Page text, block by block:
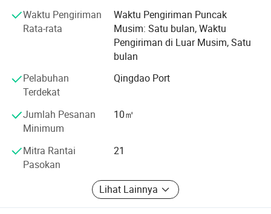
Prinsip integritas, kerja sama tim, dan inovasi diukir di
setiap elemen bisnis kita.
Waktu Pengiriman
Rata-rata
Waktu Pengiriman Puncak
Musim: Satu bulan, Waktu
Pengiriman di Luar Musim, Satu
bulan
Pelabuhan
Terdekat
Qingdao Port
Jumlah Pesanan
Minimum
10㎡
Mitra Rantai
Pasokan
21
Lihat Lainnya